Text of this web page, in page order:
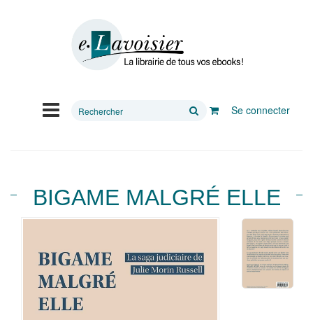
Rechercher
Se connecter
BIGAME MALGRÉ ELLE